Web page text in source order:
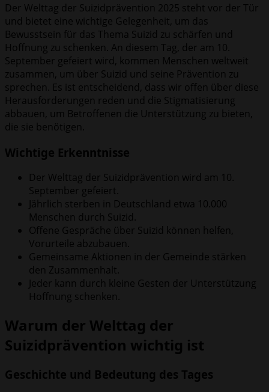
Der Welttag der Suizidprävention 2025 steht vor der Tür
und bietet eine wichtige Gelegenheit, um das
Bewusstsein für das Thema Suizid zu schärfen und
Hoffnung zu schenken. An diesem Tag, der am 10.
September gefeiert wird, kommen Menschen weltweit
zusammen, um über Suizid und seine Prävention zu
sprechen. Es ist entscheidend, dass wir offen über diese
Herausforderungen reden und die Stigmatisierung
abbauen, um Betroffenen die Unterstützung zu bieten,
die sie benötigen.
Wichtige Erkenntnisse
Der Welttag der Suizidprävention wird am 10.
September gefeiert.
Jährlich sterben in Deutschland etwa 10.000
Menschen durch Suizid.
Offene Gespräche über Suizid können helfen,
Vorurteile abzubauen.
Gemeinsame Aktionen in der Gemeinde stärken
den Zusammenhalt.
Jeder kann durch kleine Gesten der Unterstützung
Hoffnung schenken.
Warum der Welttag der
Suizidprävention wichtig ist
Geschichte und Bedeutung des Tages